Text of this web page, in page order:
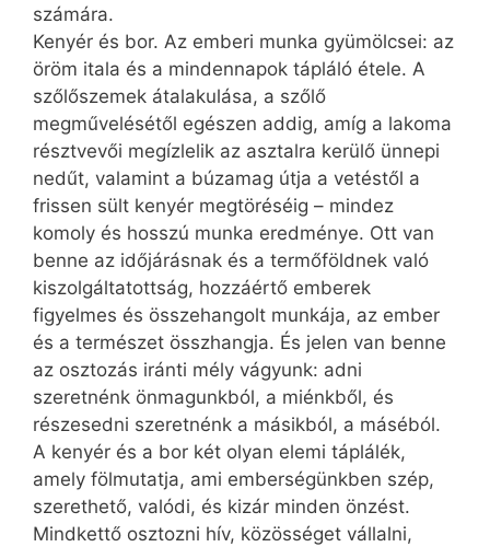
számára.
Kenyér és bor. Az emberi munka gyümölcsei: az
öröm itala és a mindennapok tápláló étele. A
szőlőszemek átalakulása, a szőlő
megművelésétől egészen addig, amíg a lakoma
résztvevői megízlelik az asztalra kerülő ünnepi
nedűt, valamint a búzamag útja a vetéstől a
frissen sült kenyér megtöréséig – mindez
komoly és hosszú munka eredménye. Ott van
benne az időjárásnak és a termőföldnek való
kiszolgáltatottság, hozzáértő emberek
figyelmes és összehangolt munkája, az ember
és a természet összhangja. És jelen van benne
az osztozás iránti mély vágyunk: adni
szeretnénk önmagunkból, a miénkből, és
részesedni szeretnénk a másikból, a máséból.
A kenyér és a bor két olyan elemi táplálék,
amely fölmutatja, ami emberségünkben szép,
szerethető, valódi, és kizár minden önzést.
Mindkettő osztozni hív, közösséget vállalni,